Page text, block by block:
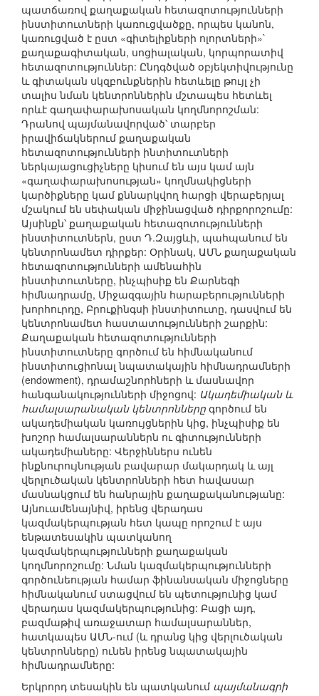
պատճառով քաղաքական հետազոտությունների
ինստիտուտների կառուցվածքը, որպես կանոն,
կառուցված է ըստ «գիտելիքների ոլորտների»`
քաղաքագիտական, սոցիալական, կորպորատիվ
հետազոտություններ: Ընդգծված օբյեկտիվությունը
և գիտական սկզբունքներին հետևելը թույլ չի
տալիս նման կենտրոններին մշտապես հետևել
որևէ գաղափարախոսական կողմնորոշման:
Դրանով պայմանավորված՝ տարբեր
իրավիճակներում քաղաքական
հետազոտությունների ինտիտուտների
ներկայացուցիչները կիսում են այս կամ այն
«գաղափարախոսության» կողմնակիցների
կարծիքները կամ քննարկվող հարցի վերաբերյալ
մշակում են սեփական միջինացված դիրքորոշումը:
Այսինքն՝ քաղաքական հետազոտությունների
ինստիտուտներն, ըստ Դ.Զայցևի, պահպանում են
կենտրոնամետ դիրքեր: Օրինակ, ԱՄՆ քաղաքական
հետազոտությունների ամենահին
ինստիտուտները, ինչպիսիք են Քարնեգի
հիմնադրամը, Միջազգային հարաբերությունների
խորհուրդը, Բրուքինգսի ինստիտուտը, դասվում են
կենտրոնամետ հաստատությունների շարքին:
Քաղաքական հետազոտությունների
ինստիտուտները գործում են հիմնականում
ինստիտուցիոնալ նպատակային հիմնադրամների
(endowment), դրամաշնորհների և մասնավոր
հանգանակությունների միջոցով: Ակադեմիական և
համալսարանական կենտրոնները գործում են
ակադեմիական կառույցներին կից, ինչպիսիք են
խոշոր համալսարաններն ու գիտությունների
ակադեմիաները: Վերջիններս ունեն
ինքնուրույնության բավարար մակարդակ և այլ
վերլուծական կենտրոնների հետ հավասար
մասնակցում են հանրային քաղաքականությանը:
Այնուամենայնիվ, իրենց վերադաս
կազմակերպության հետ կապը որոշում է այս
ենթատեսակին պատկանող
կազմակերպությունների քաղաքական
կողմնորոշումը: Նման կազմակերպությունների
գործունեության համար ֆինանսական միջոցները
հիմնականում ստացվում են պետությունից կամ
վերադաս կազմակերպությունից: Բացի այդ,
բազմաթիվ առաջատար համալսարաններ,
հատկապես ԱՄՆ-ում (և դրանց կից վերլուծական
կենտրոնները) ունեն իրենց նպատակային
հիմնադրամները:
Երկրորդ տեսակին են պատկանում պայմանագրի